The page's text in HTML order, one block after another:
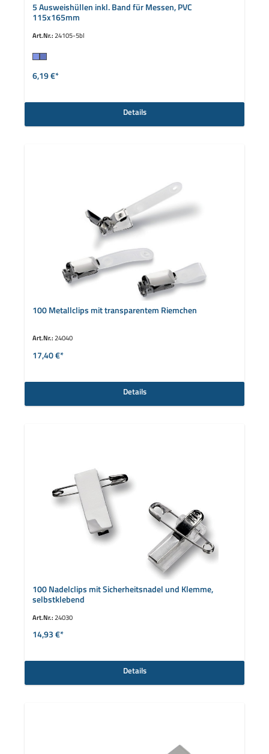
5 Ausweishüllen inkl. Band für Messen, PVC
115x165mm
Art.Nr.:24105-5bl
Farbe
6,19 €*
Details
100 Metallclips mit transparentem Riemchen
Art.Nr.:24040
17,40 €*
Details
100 Nadelclips mit Sicherheitsnadel und Klemme,
selbstklebend
Art.Nr.:24030
14,93 €*
Details